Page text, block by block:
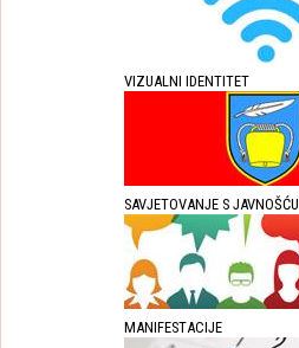
VIZUALNI IDENTITET
SAVJETOVANJE S JAVNOŠĆU
MANIFESTACIJE